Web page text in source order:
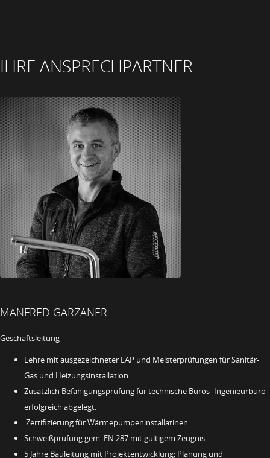
IHRE ANSPRECHPARTNER
MANFRED GARZANER
Geschäftsleitung
Lehre mit ausgezeichneter LAP und Meisterprüfungen für Sanitär-
Gas und Heizungsinstallation.
Zusätzlich Befähigungsprüfung für technische Büros- Ingenieurbüro
erfolgreich abgelegt.
Zertifizierung für Wärmepumpeninstallatinen
Schweißprüfung gem. EN 287 mit gültigem Zeugnis
5 Jahre Bauleitung mit Projektentwicklung; Planung und